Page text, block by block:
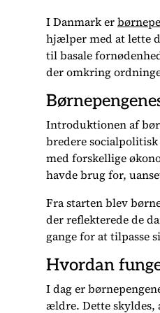
I Danmark er
hjælper med at lette
til basale
der omkring
Introduktionen af
bredere
med forskellige
havde brug for,
Fra starten blev
der reflekterede de
gange for at tilpasse
Hvordan
I dag er
ældre. Dette skyldes,